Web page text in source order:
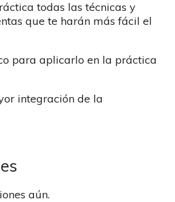
todas las técnicas y
que te harán más fácil el
para aplicarlo en la práctica
integración de la
aún.